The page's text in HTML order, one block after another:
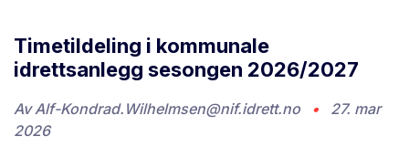
Timetildeling i kommunale
idrettsanlegg sesongen 2026/2027
AvAlf-Kondrad.Wilhelmsen@nif.idrett.no •
27. mar
2026